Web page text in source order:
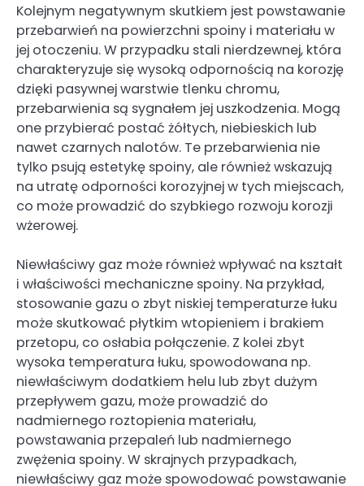
Kolejnym negatywnym skutkiem jest powstawanie
przebarwień na powierzchni spoiny i materiału w
jej otoczeniu. W przypadku stali nierdzewnej, która
charakteryzuje się wysoką odpornością na korozję
dzięki pasywnej warstwie tlenku chromu,
przebarwienia są sygnałem jej uszkodzenia. Mogą
one przybierać postać żółtych, niebieskich lub
nawet czarnych nalotów. Te przebarwienia nie
tylko psują estetykę spoiny, ale również wskazują
na utratę odporności korozyjnej w tych miejscach,
co może prowadzić do szybkiego rozwoju korozji
wżerowej.
Niewłaściwy gaz może również wpływać na kształt
i właściwości mechaniczne spoiny. Na przykład,
stosowanie gazu o zbyt niskiej temperaturze łuku
może skutkować płytkim wtopieniem i brakiem
przetopu, co osłabia połączenie. Z kolei zbyt
wysoka temperatura łuku, spowodowana np.
niewłaściwym dodatkiem helu lub zbyt dużym
przepływem gazu, może prowadzić do
nadmiernego roztopienia materiału,
powstawania przepaleń lub nadmiernego
zwężenia spoiny. W skrajnych przypadkach,
niewłaściwy gaz może spowodować powstawanie